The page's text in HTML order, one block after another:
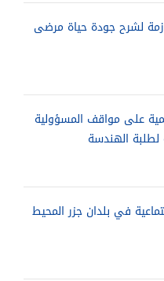
لشرح جودة حياة مرضى
على مواقف المسؤولية
لطلبة الهندسة
في بلدان جزر المحيط